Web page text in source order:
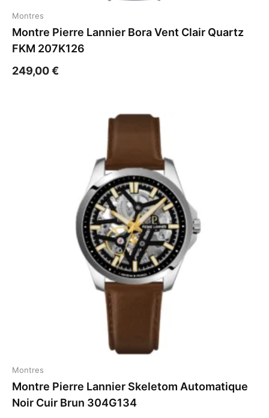
Montres
Montre Pierre Lannier Bora Vent Clair Quartz
FKM 207K126
249,00€
Montres
Montre Pierre Lannier Skeletom Automatique
Noir Cuir Brun 304G134